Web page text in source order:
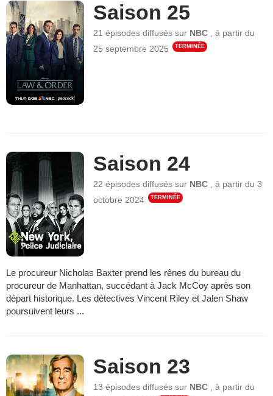
Saison 25
21 épisodes diffusés sur NBC ,à partir du
25 septembre 2025
TERMINÉE
Saison 24
22 épisodes diffusés sur NBC ,à partir du3
octobre 2024
TERMINÉE
Le procureur Nicholas Baxter prend les rênes du bureau du
procureur de Manhattan, succédant à Jack McCoy après son
départ historique. Les détectives Vincent Riley et Jalen Shaw
poursuivent leurs ...
Saison 23
13 épisodes diffusés sur NBC ,à partir du